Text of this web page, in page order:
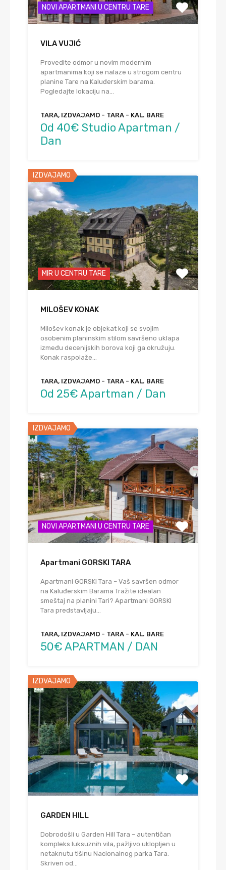
NOVI APARTMANI U CENTRU TARE
VILA VUJIĆ
Provedite odmor u novim modernim
apartmanima koji se nalaze u strogom centru
planine Tare na Kaluđerskim barama.
Pogledajte lokaciju na…
TARA, IZDVAJAMO - TARA - KAL. BARE
Od 40€ Studio Apartman /
Dan
IZDVAJAMO
MIR U CENTRU TARE
MILOŠEV KONAK
Milošev konak je objekat koji se svojim
osobenim planinskim stilom savršeno uklapa
između decenijskih borova koji ga okružuju.
Konak raspolaže…
TARA, IZDVAJAMO - TARA - KAL. BARE
Od 25€ Apartman / Dan
IZDVAJAMO
NOVI APARTMANI U CENTRU TARE
Apartmani GORSKI TARA
Apartmani GORSKI Tara – Vaš savršen odmor
na Kaluđerskim Barama Tražite idealan
smeštaj na planini Tari? Apartmani GORSKI
Tara predstavljaju…
TARA, IZDVAJAMO - TARA - KAL. BARE
50€ APARTMAN / DAN
IZDVAJAMO
GARDEN HILL
Dobrodošli u Garden Hill Tara – autentičan
kompleks luksuznih vila, pažljivo uklopljen u
netaknutu tišinu Nacionalnog parka Tara.
Skriven od…